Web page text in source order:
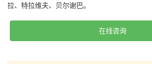
拉、特拉维夫、贝尔谢巴。
在线咨询